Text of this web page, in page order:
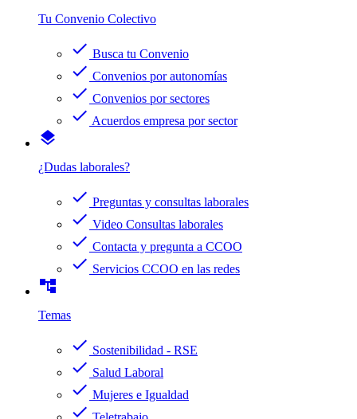
Tu Convenio Colectivo
check Busca tu Convenio
check Convenios por autonomías
check Convenios por sectores
check Acuerdos empresa por sector
layers
¿Dudas laborales?
check Preguntas y consultas laborales
check Video Consultas laborales
check Contacta y pregunta a CCOO
check Servicios CCOO en las redes
account_tree
Temas
check Sostenibilidad - RSE
check Salud Laboral
check Mujeres e Igualdad
check